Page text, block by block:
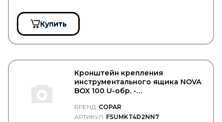
DOLZ
DOMAR
DOMINANT
DON (TMD Friction Group)
DONGFENG
Купить
Кронштейн крепления
инструментального ящика NOVA
BOX 100 U-обр. -
БРЕНД: COPAR
АРТИКУЛ: FSUMKT4D2NN7